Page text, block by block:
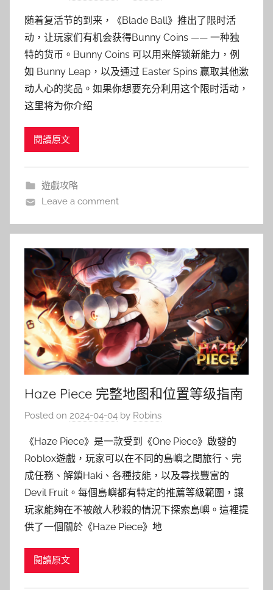
随着复活节的到来，《Blade Ball》推出了限时活
动，让玩家们有机会获得Bunny Coins —— 一种独
特的货币。Bunny Coins 可以用来解锁新能力，例
如 Bunny Leap，以及通过 Easter Spins 赢取其他激
动人心的奖品。如果你想要充分利用这个限时活动，
这里将为你介绍
閱讀原文
遊戲攻略
Leave a comment
Haze Piece 完整地图和位置等级指南
Posted on 2024-04-04 by Robins
《Haze Piece》是一款受到《One Piece》啟發的
Roblox遊戲，玩家可以在不同的島嶼之間旅行、完
成任務、解鎖Haki、各種技能，以及尋找豐富的
Devil Fruit。每個島嶼都有特定的推薦等級範圍，讓
玩家能夠在不被敵人秒殺的情況下探索島嶼。這裡提
供了一個關於《Haze Piece》地
閱讀原文